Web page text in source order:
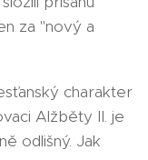
za "nový a
charakter
Alžběty II. je
odlišný. Jak